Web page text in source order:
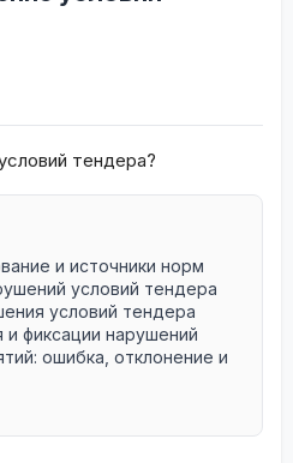
и источники норм
условий тендера
условий тендера
фиксации нарушений
ошибка, отклонение и